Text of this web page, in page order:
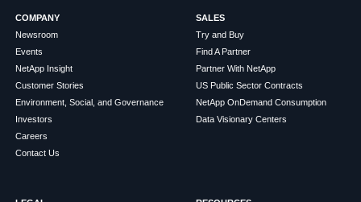
COMPANY
Newsroom
Events
NetApp Insight
Customer Stories
Environment, Social, and Governance
Investors
Careers
Contact Us
SALES
Try and Buy
Find A Partner
Partner With NetApp
US Public Sector Contracts
NetApp OnDemand Consumption
Data Visionary Centers